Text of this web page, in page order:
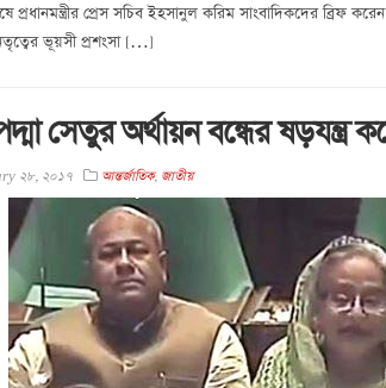
প্রধানমন্ত্রীর প্রেস সচিব ইহসানুল করিম সাংবাদিকদের ব্রিফ
ভূয়সী প্রশংসা […]
সেতুর অর্থায়ন বন্ধের ষড়যন্ত্র
28, 2017 আন্তর্জাতিক, জাতীয়